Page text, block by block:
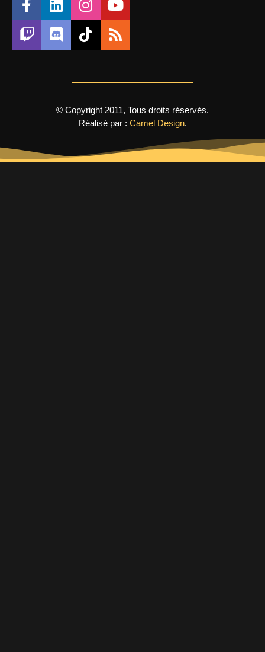
© Copyright 2011, Tous droits réservés.
Réalisé par : Camel Design.